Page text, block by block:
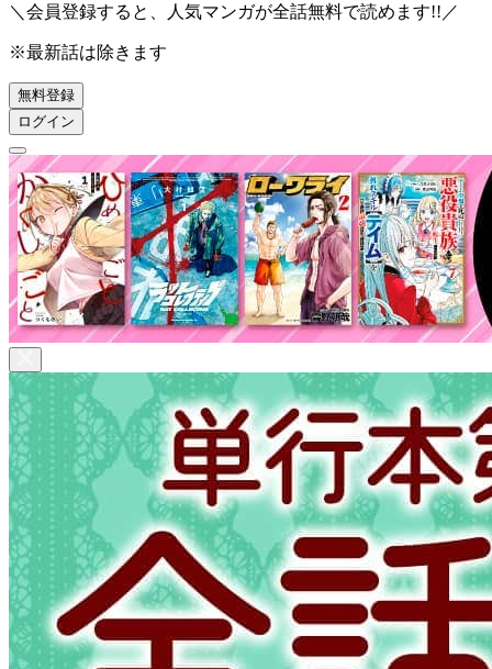
＼会員登録すると、人気マンガが全話無料で読めます!!／
※最新話は除きます
無料登録
ログイン